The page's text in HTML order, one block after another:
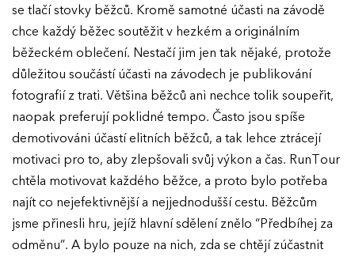
se tlačí stovky běžců. Kromě samotné účasti na závodě
chce každý běžec soutěžit v hezkém a originálním
běžeckém oblečení. Nestačí jim jen tak nějaké, protože
důležitou součástí účasti na závodech je publikování
fotografií z trati. Většina běžců ani nechce tolik soupeřit,
naopak preferují poklidné tempo. Často jsou spíše
demotivováni účastí elitních běžců, a tak lehce ztrácejí
motivaci pro to, aby zlepšovali svůj výkon a čas. RunTour
chtěla motivovat každého běžce, a proto bylo potřeba
najít co nejefektivnější a nejjednodušší cestu. Běžcům
jsme přinesli hru, jejíž hlavní sdělení znělo “Předbíhej za
odměnu”. A bylo pouze na nich, zda se chtějí zúčastnit